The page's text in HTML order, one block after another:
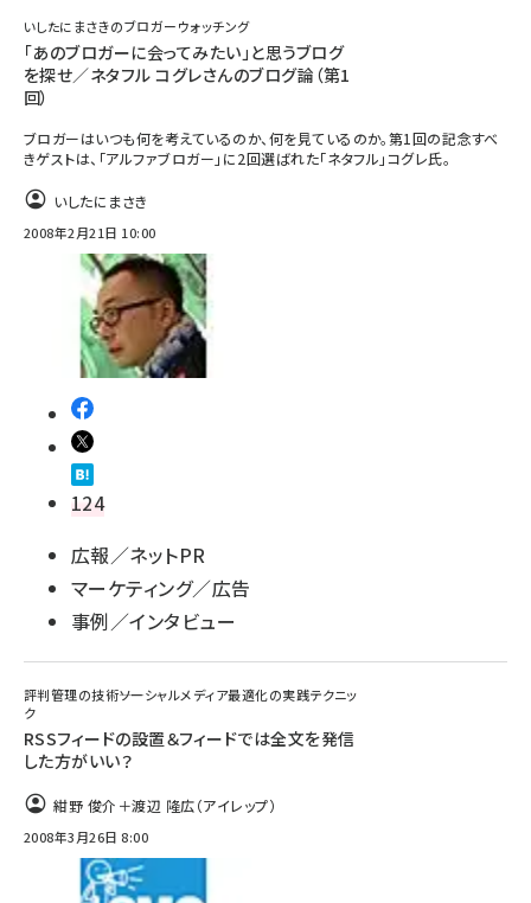
いしたにまさきのブロガーウォッチング
「あのブロガーに会ってみたい」と思うブログ
を探せ／ネタフル コグレさんのブログ論（第1
回）
ブロガーはいつも何を考えているのか、何を見ているのか。第1回の記念すべ
きゲストは、「アルファブロガー」に2回選ばれた「ネタフル」コグレ氏。
いしたにまさき
2008年2月21日 10:00
124
広報／ネットPR
マーケティング／広告
事例／インタビュー
評判管理の技術――ソーシャルメディア最適化の実践テクニッ
ク
RSSフィードの設置＆フィードでは全文を発信
した方がいい？
紺野 俊介＋渡辺 隆広（アイレップ）
2008年3月26日 8:00